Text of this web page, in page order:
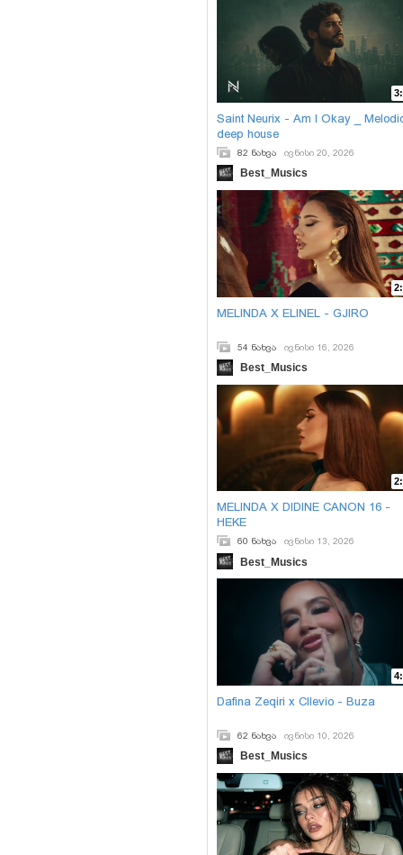
Saint Neurix - Am I Okay _
deep house
82 ნახვა ივნისი 20, 2026
Best_Musics
MELINDA X ELINEL - GJIRO
54 ნახვა ივნისი 16, 2026
Best_Musics
MELINDA X DIDINE CANON 16 -
HEKE
60 ნახვა ივნისი 13, 2026
Best_Musics
Dafina Zeqiri x Cllevio - Buza
62 ნახვა ივნისი 10, 2026
Best_Musics